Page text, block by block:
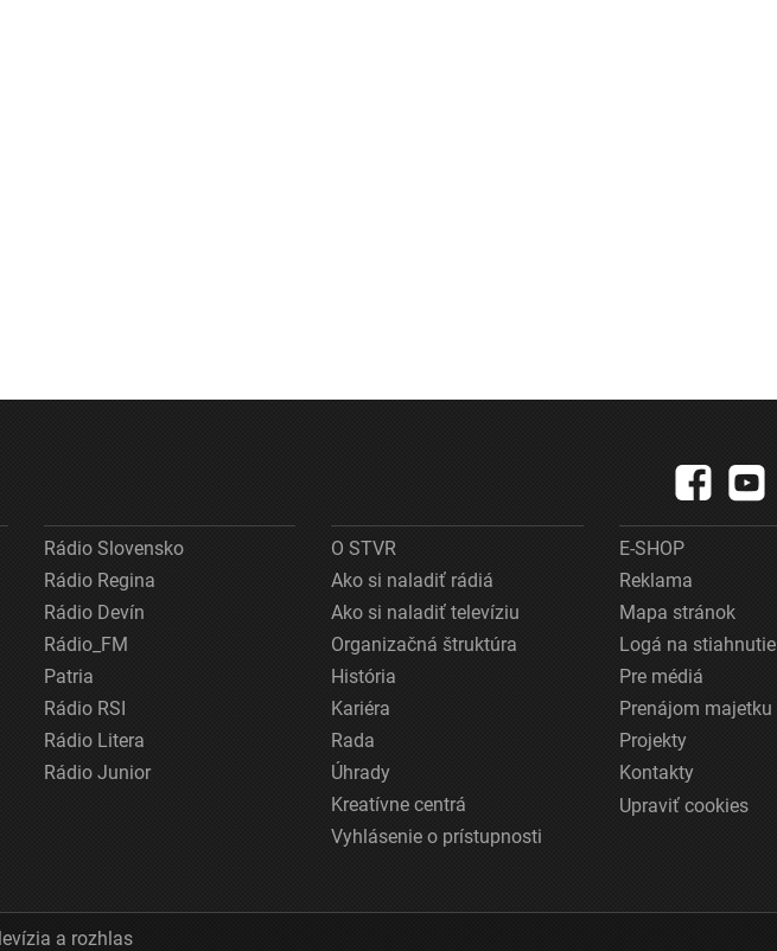
Rádio Slovensko
Rádio Regina
Rádio Devín
Rádio_FM
Patria
Rádio RSI
Rádio Litera
Rádio Junior
O STVR
Ako si naladiť rádiá
Ako si naladiť televíziu
Organizačná štruktúra
História
Kariéra
Rada
Úhrady
Kreatívne centrá
Vyhlásenie o prístupnosti
E-SHOP
Reklama
Mapa stránok
Logá na stiahnutie
Pre médiá
Prenájom majetku
Projekty
Kontakty
Upraviť cookies
a rozhlas